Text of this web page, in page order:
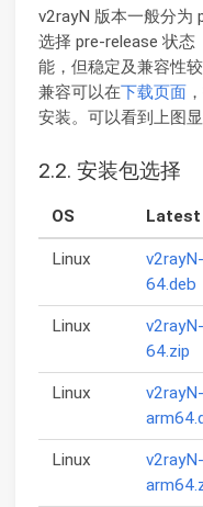
v2rayN 版本一般分为
选择 pre-release 状态
能，但稳定及兼容性
兼容可以在下载页面
安装。可以看到上图
2.2. 安装包选择
OS Latest
Linux
64.deb
Linux
64.zip
Linux
Linux